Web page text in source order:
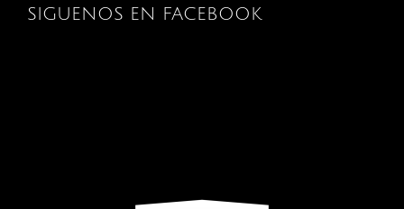
SIGUENOS EN FACEBOOK